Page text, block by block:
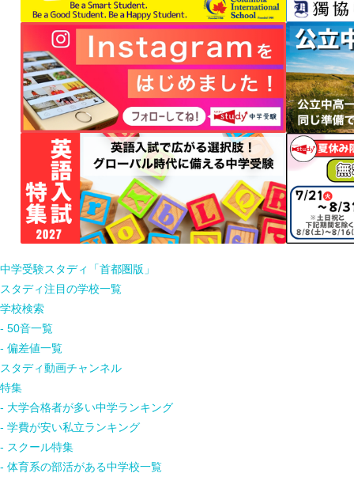
中学受験スタディ「首都圏版」
スタディ注目の学校一覧
学校検索
- 50音一覧
- 偏差値一覧
スタディ動画チャンネル
特集
- 大学合格者が多い中学ランキング
- 学費が安い私立ランキング
- スクール特集
- 体育系の部活がある中学校一覧